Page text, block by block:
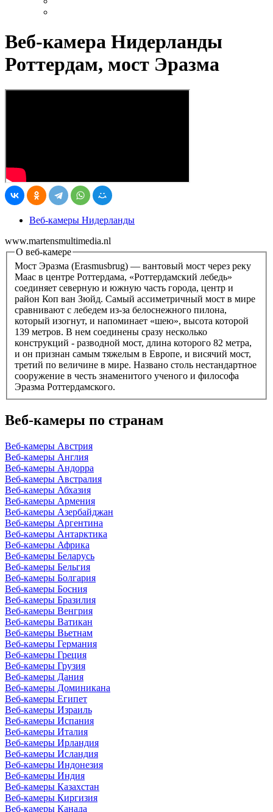
Веб-камера Нидерланды
Роттердам, мост Эразма
Веб-камеры Нидерланды
www.martensmultimedia.nl
О веб-камере
Мост Эразма (Erasmusbrug) — вантовый мост через реку
Маас в центре Роттердама, «Роттердамский лебедь»
соединяет северную и южную часть города, центр и
район Коп ван Зюйд. Самый ассиметричный мост в мире
сравнивают с лебедем из-за белоснежного пилона,
который изогнут, и напоминает «шею», высота которой
139 метров. В нем соединены сразу несколько
конструкций - разводной мост, длина которого 82 метра,
и он признан самым тяжелым в Европе, и висячий мост,
третий по величине в мире. Названо столь нестандартное
сооружение в честь знаменитого ученого и философа
Эразма Роттердамского.
Веб-камеры по странам
Веб-камеры Австрия
Веб-камеры Англия
Веб-камеры Андорра
Веб-камеры Австралия
Веб-камеры Абхазия
Веб-камеры Армения
Веб-камеры Азербайджан
Веб-камеры Аргентина
Веб-камеры Антарктика
Веб-камеры Африка
Веб-камеры Беларусь
Веб-камеры Бельгия
Веб-камеры Болгария
Веб-камеры Босния
Веб-камеры Бразилия
Веб-камеры Венгрия
Веб-камеры Ватикан
Веб-камеры Вьетнам
Веб-камеры Германия
Веб-камеры Греция
Веб-камеры Грузия
Веб-камеры Дания
Веб-камеры Доминикана
Веб-камеры Египет
Веб-камеры Израиль
Веб-камеры Испания
Веб-камеры Италия
Веб-камеры Ирландия
Веб-камеры Исландия
Веб-камеры Индонезия
Веб-камеры Индия
Веб-камеры Казахстан
Веб-камеры Киргизия
Веб-камеры Канада